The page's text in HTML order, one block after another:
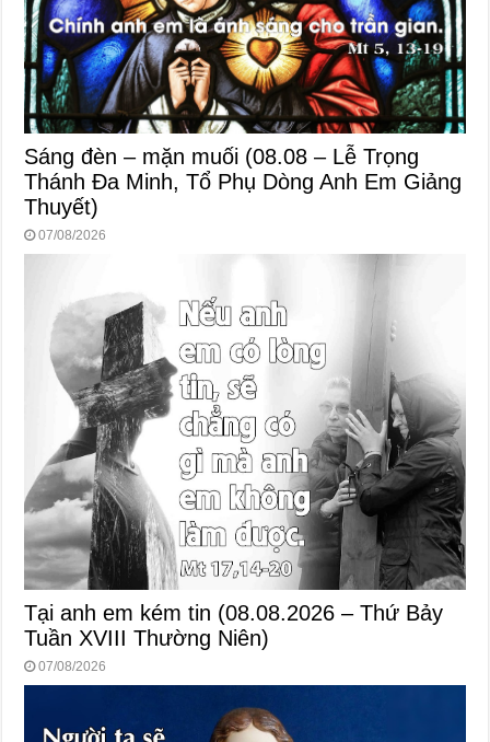
Sáng đèn – mặn muối (08.08 – Lễ Trọng
Thánh Đa Minh, Tổ Phụ Dòng Anh Em Giảng
Thuyết)
07/08/2026
Tại anh em kém tin (08.08.2026 – Thứ Bảy
Tuần XVIII Thường Niên)
07/08/2026